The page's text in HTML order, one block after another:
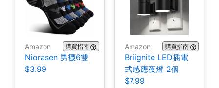
Amazon 購買指南
Niorasen 男襪6雙
$3.99
Amazon 購買指南
Briignite LED插電
式感應夜燈 2個
$7.99